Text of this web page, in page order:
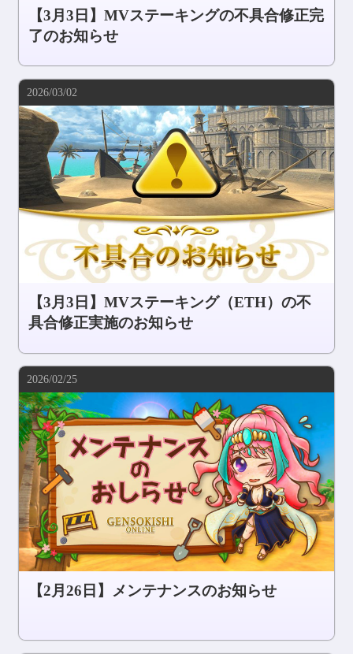
【3月3日】MVステーキングの不具合修正完
了のお知らせ
2026/03/02
【3月3日】MVステーキング（ETH）の不
具合修正実施のお知らせ
2026/02/25
【2月26日】メンテナンスのお知らせ